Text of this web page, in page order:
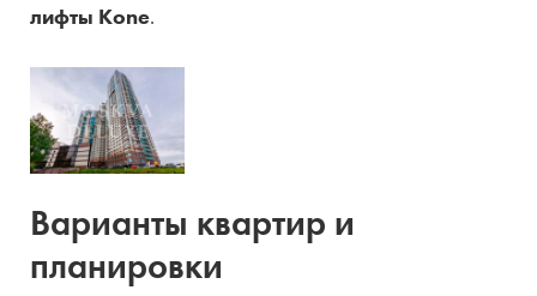
лифты Kone.
Варианты квартир и
планировки